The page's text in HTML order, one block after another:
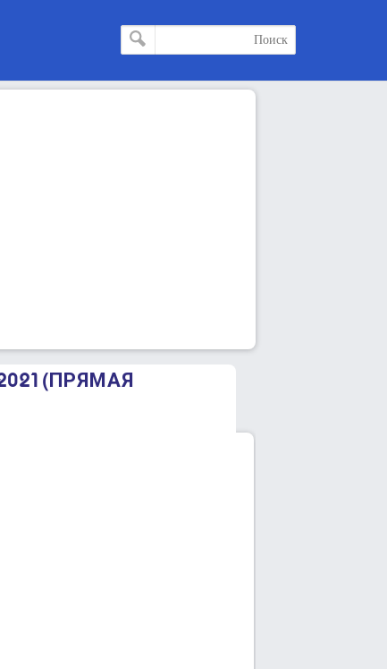
(ПРЯМАЯ